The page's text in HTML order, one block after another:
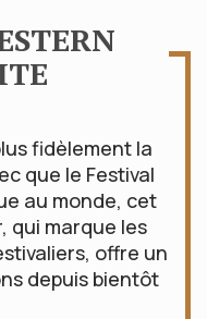
fidèlement la
que le Festival
au monde, cet
qui marque les
offre un
depuis bientôt